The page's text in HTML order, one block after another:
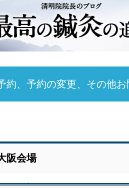
約、予約の変更、 その他
阪会場